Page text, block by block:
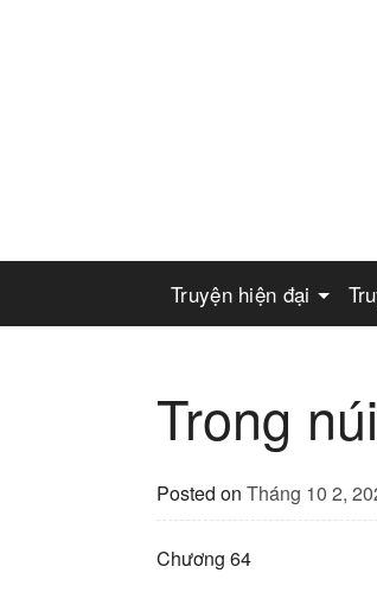
Truyện hiện đại
Trong
Posted on Tháng 10 2,
Chương 64